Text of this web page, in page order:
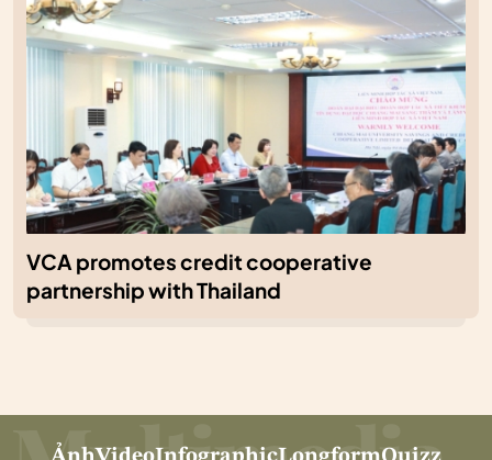
VCA promotes credit cooperative
partnership with Thailand